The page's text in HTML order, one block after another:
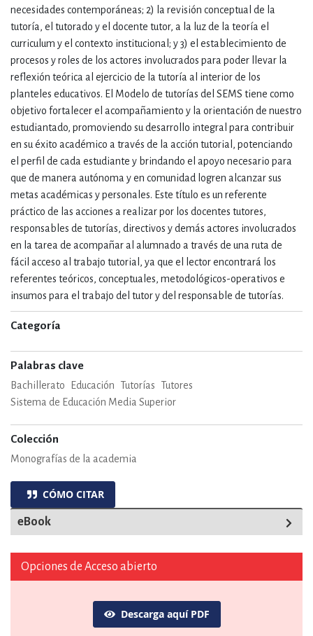
necesidades contemporáneas; 2) la revisión conceptual de la
tutoría, el tutorado y el docente tutor, a la luz de la teoría el
curriculum y el contexto institucional; y 3) el establecimiento de
procesos y roles de los actores involucrados para poder llevar la
reflexión teórica al ejercicio de la tutoría al interior de los
planteles educativos. El Modelo de tutorías del SEMS tiene como
objetivo fortalecer el acompañamiento y la orientación de nuestro
estudiantado, promoviendo su desarrollo integral para contribuir
en su éxito académico a través de la acción tutorial, potenciando
el perfil de cada estudiante y brindando el apoyo necesario para
que de manera autónoma y en comunidad logren alcanzar sus
metas académicas y personales. Este título es un referente
práctico de las acciones a realizar por los docentes tutores,
responsables de tutorías, directivos y demás actores involucrados
en la tarea de acompañar al alumnado a través de una ruta de
fácil acceso al trabajo tutorial, ya que el lector encontrará los
referentes teóricos, conceptuales, metodológicos-operativos e
insumos para el trabajo del tutor y del responsable de tutorías.
Categoría
Palabras clave
Bachillerato Educación Tutorías
Tutores
Sistema de Educación Media Superior
Colección
Monografías de la academia
CÓMO CITAR
eBook
Opciones de Acceso abierto
Descarga aquí PDF